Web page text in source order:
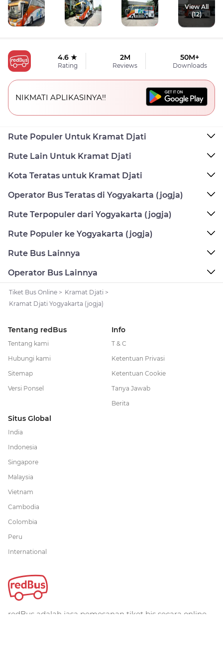
View All
(12)
4.6 ★
Rating
2M
Reviews
50M+
Downloads
NIKMATI APLIKASINYA!!
Rute Populer Untuk Kramat Djati
Rute Lain Untuk Kramat Djati
Kota Teratas untuk Kramat Djati
Operator Bus Teratas di Yogyakarta (jogja)
Rute Terpopuler dari Yogyakarta (jogja)
Rute Populer ke Yogyakarta (jogja)
Rute Bus Lainnya
Operator Bus Lainnya
Tiket Bus Online > Kramat Djati >
Kramat Djati Yogyakarta (jogja)
Tentang redBus
Tentang kami
Hubungi kami
Sitemap
Versi Ponsel
Info
T & C
Ketentuan Privasi
Ketentuan Cookie
Tanya Jawab
Berita
Situs Global
India
Indonesia
Singapore
Malaysia
Vietnam
Cambodia
Colombia
Peru
International
redBus adalah jasa pemesanan tiket bis secara online